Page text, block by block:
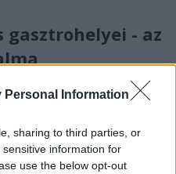
Personal Information
sharing to third parties, or
information for
use the below opt-out
gasztrohelyei - az
magazinos cím
jönne egy húsz perc
helyekről, ...